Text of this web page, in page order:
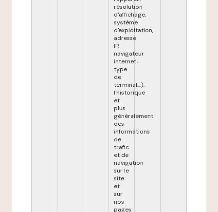
résolution
d'affichage,
système
d'exploitation,
adresse
IP,
navigateur
internet,
type
de
terminal,...),
l'historique
et
plus
généralement
des
informations
de
trafic
et de
navigation
sur le
site
et
sur
nos
pages